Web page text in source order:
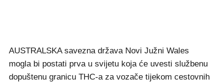
AUSTRALSKA savezna država Novi Južni Wales
mogla bi postati prva u svijetu koja će uvesti službenu
dopuštenu granicu THC-a za vozače tijekom cestovnih